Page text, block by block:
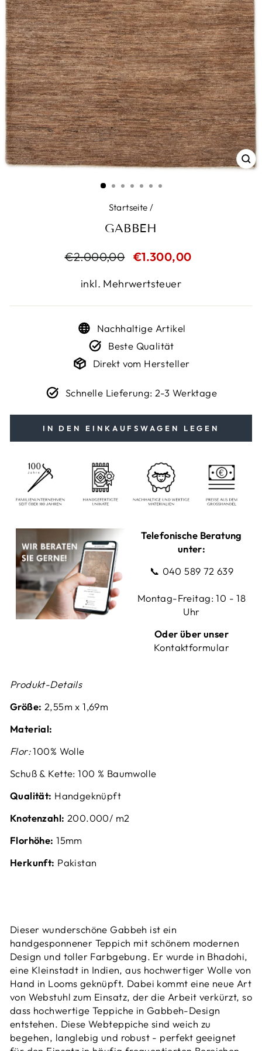
Startseite /
GABBEH
Normaler
€2.000,00 Sonderpreis
€1.300,00
inkl. Mehrwertsteuer
Nachhaltige Artikel
Beste Qualität
Direkt vom Hersteller
Schnelle Lieferung: 2-3 Werktage
IN DEN EINKAUFSWAGEN LEGEN
Telefonische Beratung
unter:
📞 040 589 72 639
Montag-Freitag: 10 - 18
Uhr
Oder über unser
Kontaktformular
Produkt-Details
Größe: 2,55m x 1,69m
Material:
Flor:100% Wolle
Schuß & Kette: 100 % Baumwolle
Qualität: Handgeknüpft
Knotenzahl: 200.000/ m2
Florhöhe: 15mm
Herkunft: Pakistan
Dieser wunderschöne Gabbeh ist ein
handgesponnener Teppich mit schönem modernen
Design und toller Farbgebung. Er wurde in Bhadohi,
eine Kleinstadt in Indien, aus hochwertiger Wolle von
Hand in Looms geknüpft. Dabei kommt eine neue Art
von Webstuhl zum Einsatz, der die Arbeit verkürzt, so
dass hochwertige Teppiche in Gabbeh-Design
entstehen. DieseWebteppiche sind weich zu
begehen, langlebig und robust - perfekt geeignet